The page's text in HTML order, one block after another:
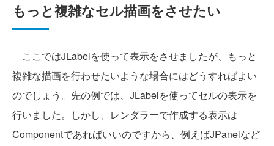
もっと複雑なセル描画をさせたい
ここではJLabelを使って表示をさせましたが、もっと
複雑な描画を行わせたいような場合にはどうすればよい
のでしょう。先の例では、JLabelを使ってセルの表示を
行いました。しかし、レンダラーで作成する表示は
Componentであればいいのですから、例えばJPanelなど